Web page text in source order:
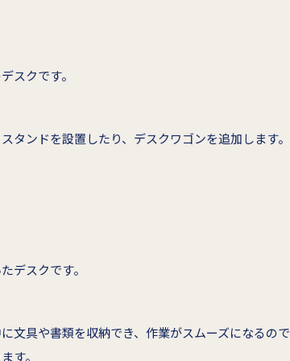
スクです。
ンドを設置したり、デスクワゴンを追加します。
デスクです。
文具や書類を収納でき、作業がスムーズになるので
す。